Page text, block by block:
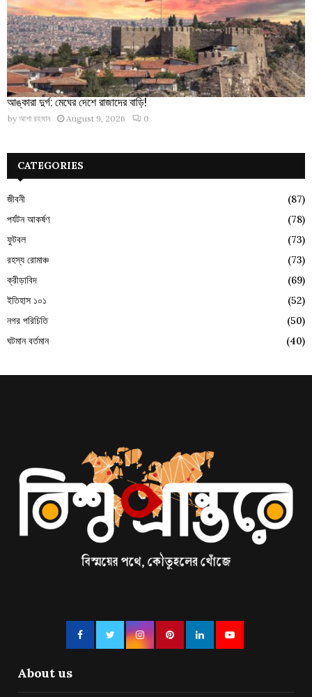
আঙ্কারা দুর্গ: মেঘের দেশে রাজাদের বাড়ি!
by আশা রহমান August 9, 2026 0
CATEGORIES
জীবনী
(87)
পর্যটন আকর্ষণ
(78)
ফুটবল
(73)
রহস্য রোমাঞ্চ
(73)
ক্রীড়াবিদ
(69)
ইতিহাস ১০১
(52)
নগর পরিচিতি
(50)
ঘটমান বর্তমান
(40)
About us